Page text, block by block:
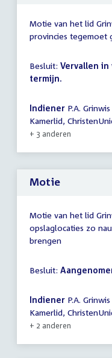
Motie van het lid
provincies tegemoet
Besluit: Vervallen
termijn.
Indiener P.A. Grinwis
Kamerlid,
+ 3 anderen
Motie
Motie van het lid
opslaglocaties zo
brengen
Besluit:
Indiener P.A. Grinwis
Kamerlid,
+ 2 anderen